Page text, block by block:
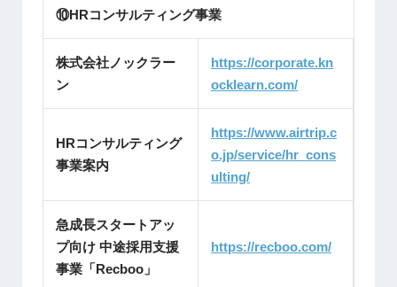
⑩HRコンサルティング事業
株式会社ノックラー
ン
https://corporate.kn
ocklearn.com/
HRコンサルティング
事業案内
https://www.airtrip.c
o.jp/service/hr_cons
ulting/
急成長スタートアッ
プ向け 中途採用支援
事業「Recboo」
https://recboo.com/